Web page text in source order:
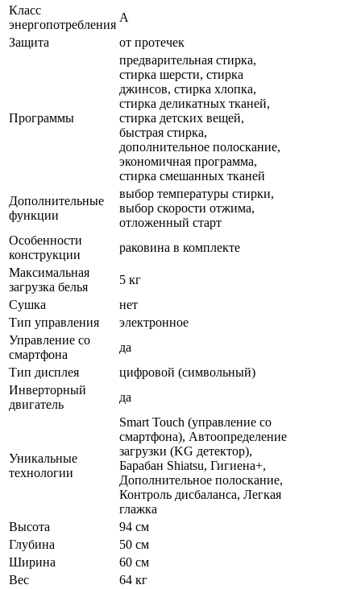
Класс
энергопотребления
A
Защита
от протечек
Программы
предварительная стирка,
стирка шерсти, стирка
джинсов, стирка хлопка,
стирка деликатных тканей,
стирка детских вещей,
быстрая стирка,
дополнительное полоскание,
экономичная программа,
стирка смешанных тканей
Дополнительные
функции
выбор температуры стирки,
выбор скорости отжима,
отложенный старт
Особенности
конструкции
раковина в комплекте
Максимальная
загрузка белья
5 кг
Сушка
нет
Тип управления
электронное
Управление со
смартфона
да
Тип дисплея
цифровой (символьный)
Инверторный
двигатель
да
Уникальные
технологии
Smart Touch (управление со
смартфона), Автоопределение
загрузки (KG детектор),
Барабан Shiatsu, Гигиена+,
Дополнительное полоскание,
Контроль дисбаланса, Легкая
глажка
Высота
94 см
Глубина
50 см
Ширина
60 см
Вес
64 кг